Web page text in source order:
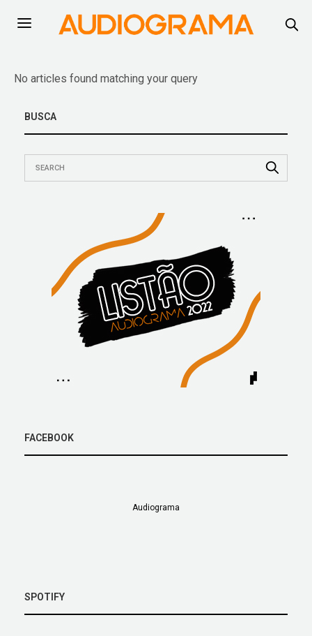
No articles found matching your query
BUSCA
FACEBOOK
Audiograma
SPOTIFY